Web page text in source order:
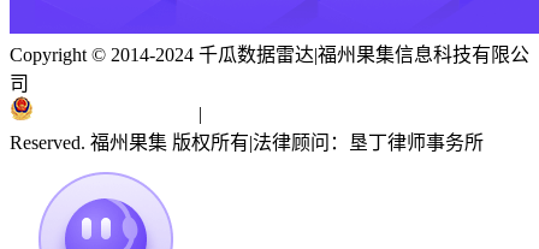
Copyright © 2014-2024 千瓜数据雷达|福州果集信息科技有限公
司
|
Reserved. 福州果集 版权所有|法律顾问：垦丁律师事务所